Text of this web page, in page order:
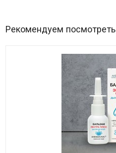
Рекомендуем посмотреть